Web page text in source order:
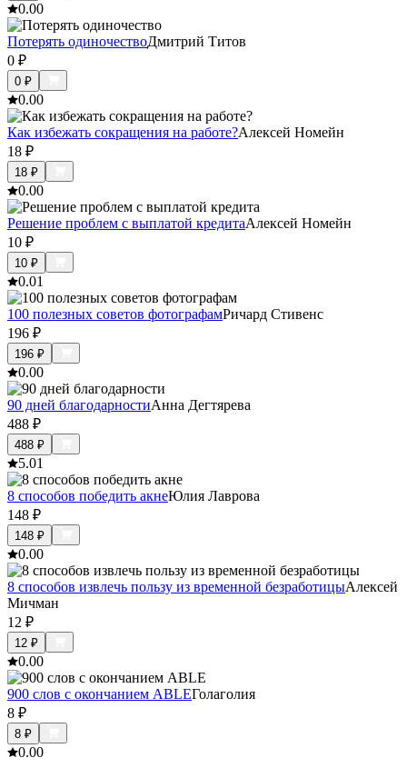
0.00
Потерять одиночествоДмитрий Титов
0 ₽
0 ₽
0.00
Как избежать сокращения на работе?Алексей Номейн
18 ₽
18 ₽
0.00
Решение проблем с выплатой кредитаАлексей Номейн
10 ₽
10 ₽
0.01
100 полезных советов фотографамРичард Стивенс
196 ₽
196 ₽
0.00
90 дней благодарностиАнна Дегтярева
488 ₽
488 ₽
5.01
8 способов победить акнеЮлия Лаврова
148 ₽
148 ₽
0.00
8 способов извлечь пользу из временной безработицыАлексей
Мичман
12 ₽
12 ₽
0.00
900 слов с окончанием ABLEГолаголия
8 ₽
8 ₽
0.00